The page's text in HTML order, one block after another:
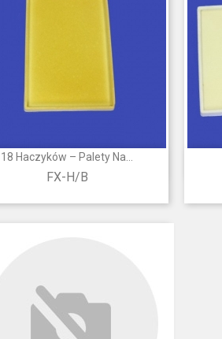
18 Haczyków – Palety Na...
FX-H/B
Szybki podgląd